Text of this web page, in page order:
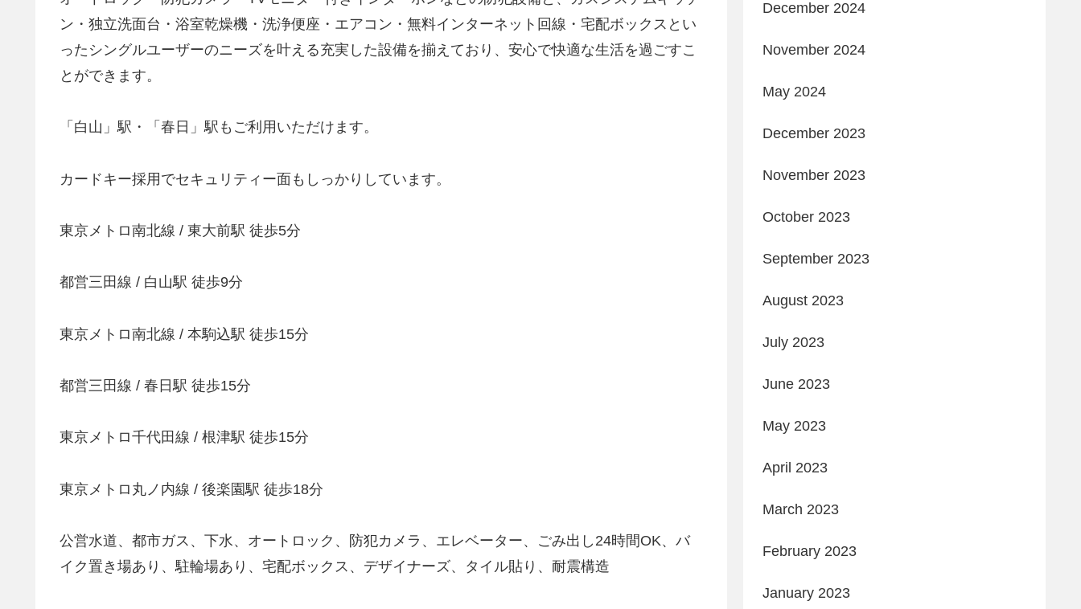
ン・独立洗面台・浴室乾燥機・洗浄便座・エアコン・無料インターネット回線・宅配ボックスとい
ったシングルユーザーのニーズを叶える充実した設備を揃えており、安心で快適な生活を過ごすこ
とができます。
「白山」駅・「春日」駅もご利用いただけます。
カードキー採用でセキュリティー面もしっかりしています。
東京メトロ南北線 / 東大前駅 徒歩5分
都営三田線 / 白山駅 徒歩9分
東京メトロ南北線 / 本駒込駅 徒歩15分
都営三田線 / 春日駅 徒歩15分
東京メトロ千代田線 / 根津駅 徒歩15分
東京メトロ丸ノ内線 / 後楽園駅 徒歩18分
公営水道、都市ガス、下水、オートロック、防犯カメラ、エレベーター、ごみ出し24時間OK、バ
イク置き場あり、駐輪場あり、宅配ボックス、デザイナーズ、タイル貼り、耐震構造
December 2024
November 2024
May 2024
December 2023
November 2023
October 2023
September 2023
August 2023
July 2023
June 2023
May 2023
April 2023
March 2023
February 2023
January 2023